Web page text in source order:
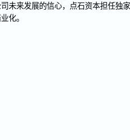
未来发展的信心，点石资本担任独
化。